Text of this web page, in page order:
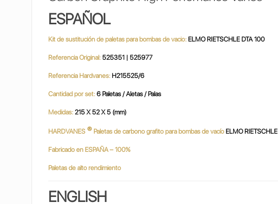
ESPAÑOL
Kit de sustitución de paletas para bombas de vacio: ELMO RIETSCHLE DTA 100
Referencia Original: 525351 | 525977
Referencia Hardvanes: H215525/6
Cantidad por set:6 Paletas / Aletas / Palas
Medidas: 215 X 52 X 5 (mm)
HARDVANES ®Paletas de carbono grafito para bombas de vacío ELMO RIETSCHLE
Fabricado en ESPAÑA – 100%
Paletas de alto rendimiento
ENGLISH